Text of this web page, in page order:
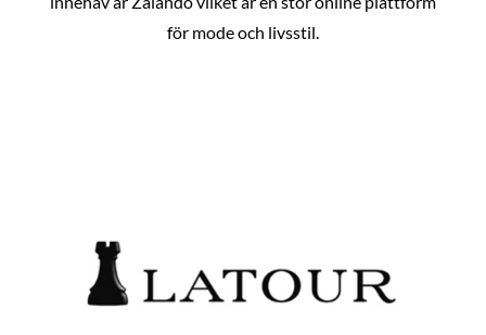
för mode och livsstil.